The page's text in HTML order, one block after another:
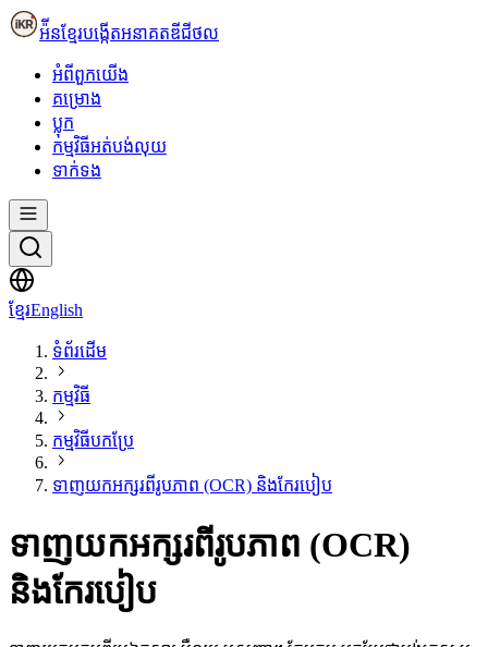
អ៉ីនខ្មែរបង្កើតអនាគតឌីជីថល
អំពី​ពួក​យើង
គម្រោង
ប្លុក
កម្មវិធីអត់បង់លុយ
ទាក់ទង
ខ្មែរEnglish
ទំព័រដើម
កម្មវិធី
កម្មវិធីបកប្រែ
ទាញយកអក្សរពីរូបភាព (OCR) និងកែរបៀប
ទាញយកអក្សរពីរូបភាព (OCR)
និងកែរបៀប